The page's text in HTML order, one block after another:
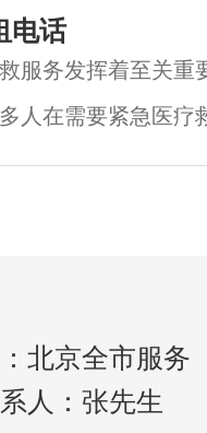
扮演着至关重要的
，需求愈发旺盛，
生，为市民提供及
电话
服务发挥着至关重
人在需要紧急医疗
或者想要了解救护
北京全市服务
人：张先生